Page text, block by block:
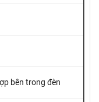
bên trong đèn